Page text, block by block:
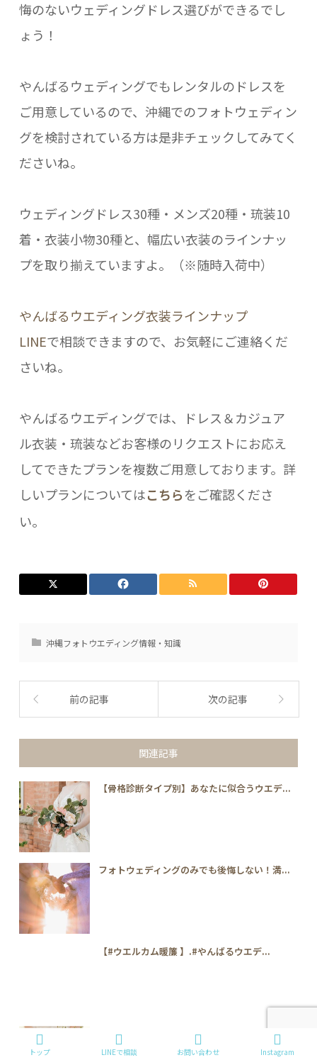
悔のないウェディングドレス選びができるでし
ょう！
やんばるウェディングでもレンタルのドレスを
ご用意しているので、沖縄でのフォトウェディン
グを検討されている方は是非チェックしてみてく
ださいね。
ウェディングドレス30種・メンズ20種・琉装10
着・衣装小物30種と、幅広い衣装のラインナッ
プを取り揃えていますよ。（※随時入荷中）
やんばるウエディング衣装ラインナップ
LINEで相談できますので、お気軽にご連絡くだ
さいね。
やんばるウエディングでは、ドレス＆カジュア
ル衣装・琉装などお客様のリクエストにお応え
してできたプランを複数ご用意しております。詳
しいプランについてはこちらをご確認くださ
い。
沖縄フォトウエディング情報・知識
前の記事 次の記事
関連記事
【骨格診断タイプ別】あなたに似合うウエデ...
フォトウェディングのみでも後悔しない！満...
【#ウエルカム暖簾 】.#やんばるウエデ...
花嫁美容で最高の美を！半年前から直前まで...
トップ LINEで相談 お問い合わせ Instagram